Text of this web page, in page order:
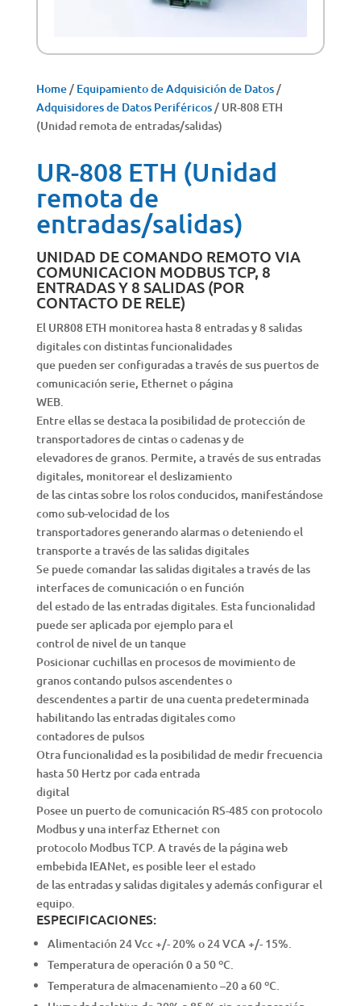
Home/ Equipamiento de Adquisición de Datos/
Adquisidores de Datos Periféricos/ UR-808 ETH
(Unidad remota de entradas/salidas)
UR-808 ETH (Unidad
remota de
entradas/salidas)
UNIDAD DE COMANDO REMOTO VIA
COMUNICACION MODBUS TCP, 8
ENTRADAS Y 8 SALIDAS (POR
CONTACTO DE RELE)
El UR808 ETH monitorea hasta 8 entradas y 8 salidas
digitales con distintas funcionalidades
que pueden ser configuradas a través de sus puertos de
comunicación serie, Ethernet o página
WEB.
Entre ellas se destaca la posibilidad de protección de
transportadores de cintas o cadenas y de
elevadores de granos. Permite, a través de sus entradas
digitales, monitorear el deslizamiento
de las cintas sobre los rolos conducidos, manifestándose
como sub-velocidad de los
transportadores generando alarmas o deteniendo el
transporte a través de las salidas digitales
Se puede comandar las salidas digitales a través de las
interfaces de comunicación o en función
del estado de las entradas digitales. Esta funcionalidad
puede ser aplicada por ejemplo para el
control de nivel de un tanque
Posicionar cuchillas en procesos de movimiento de
granos contando pulsos ascendentes o
descendentes a partir de una cuenta predeterminada
habilitando las entradas digitales como
contadores de pulsos
Otra funcionalidad es la posibilidad de medir frecuencia
hasta 50 Hertz por cada entrada
digital
Posee un puerto de comunicación RS-485 con protocolo
Modbus y una interfaz Ethernet con
protocolo Modbus TCP. A través de la página web
embebida IEANet, es posible leer el estado
de las entradas y salidas digitales y además configurar el
equipo.
ESPECIFICACIONES:
Alimentación 24 Vcc +/- 20% o 24 VCA +/- 15%.
Temperatura de operación 0 a 50 ºC.
Temperatura de almacenamiento –20 a 60 ºC.